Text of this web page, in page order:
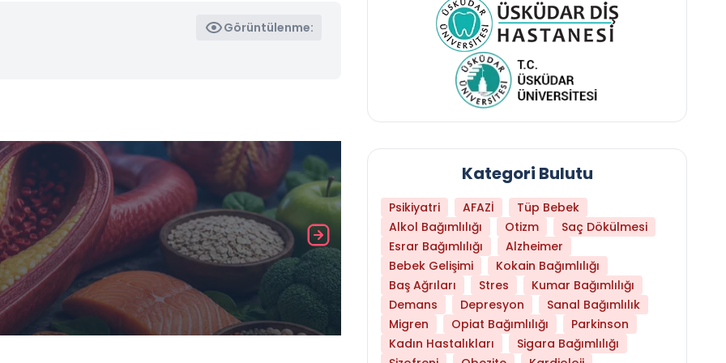
Görüntülenme:
Daha Az Protein Tüketmek Yaşlanmayı
Kategori Bulutu
Psikiyatri AFAZİ
Tüp Bebek
Alkol Bağımlılığı
Otizm
Saç Dökülmesi
Esrar Bağımlılığı
Alzheimer
Bebek Gelişimi
Kokain Bağımlılığı
Baş Ağrıları
Stres
Kumar Bağımlılığı
Demans
Depresyon
Sanal Bağımlılık
Migren
Opiat Bağımlılığı
Parkinson
Kadın Hastalıkları
Sigara Bağımlılığı